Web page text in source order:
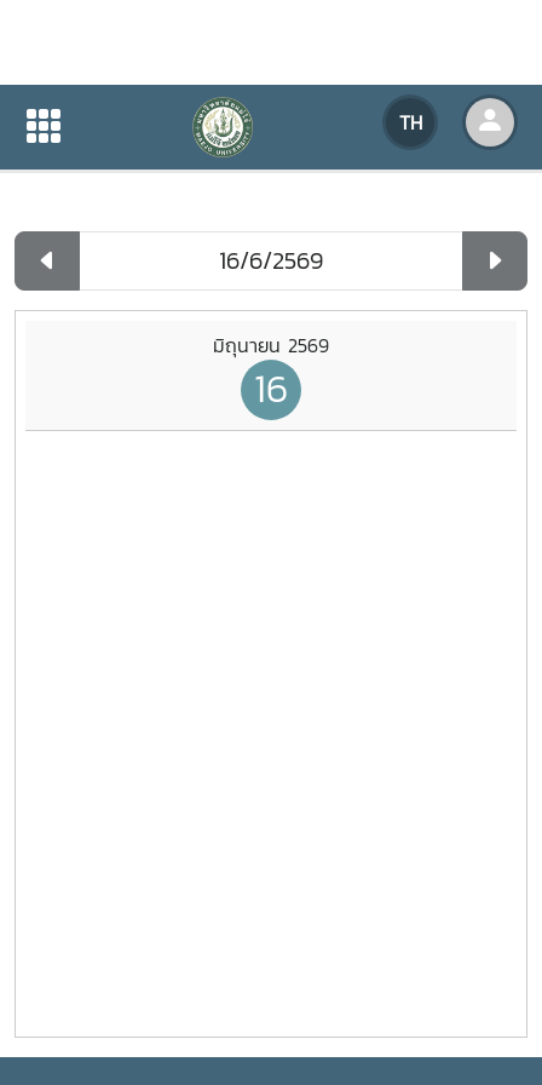
TH
ปฏิทินกิจกรรมของหน่วยงาน
ปฏิทินกิจกรรมของหน่วยงาน
มิถุนายน 2569
16